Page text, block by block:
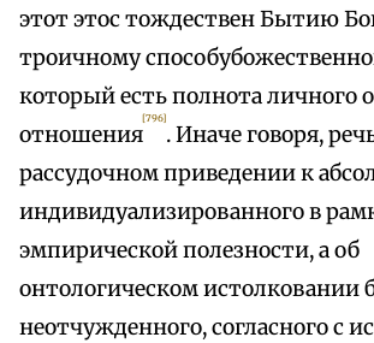
этот этос тождествен Бытию
троичному
который есть полнота личного
отношения
[796]
. Иначе говоря,
рассудочном приведении к
индивидуализированного в
эмпирической полезности, а об
онтологическом истолковании
неотчужденного, согласного с